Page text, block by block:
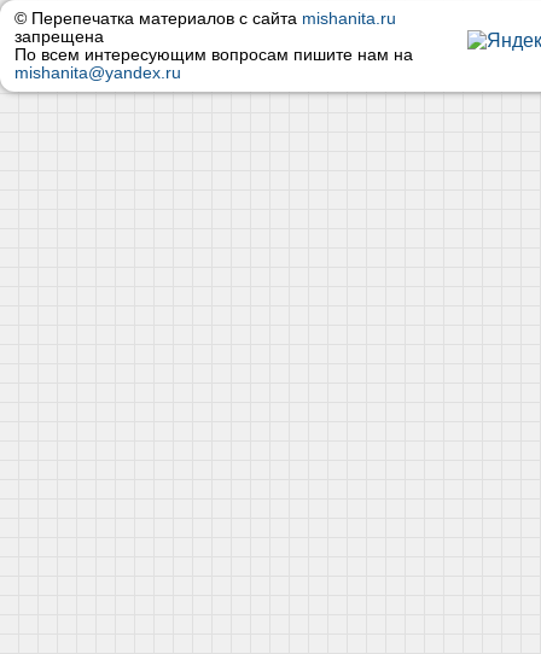
© Перепечатка материалов с сайта mishanita.ru
запрещена
По всем интересующим вопросам пишите нам на
mishanita@yandex.ru